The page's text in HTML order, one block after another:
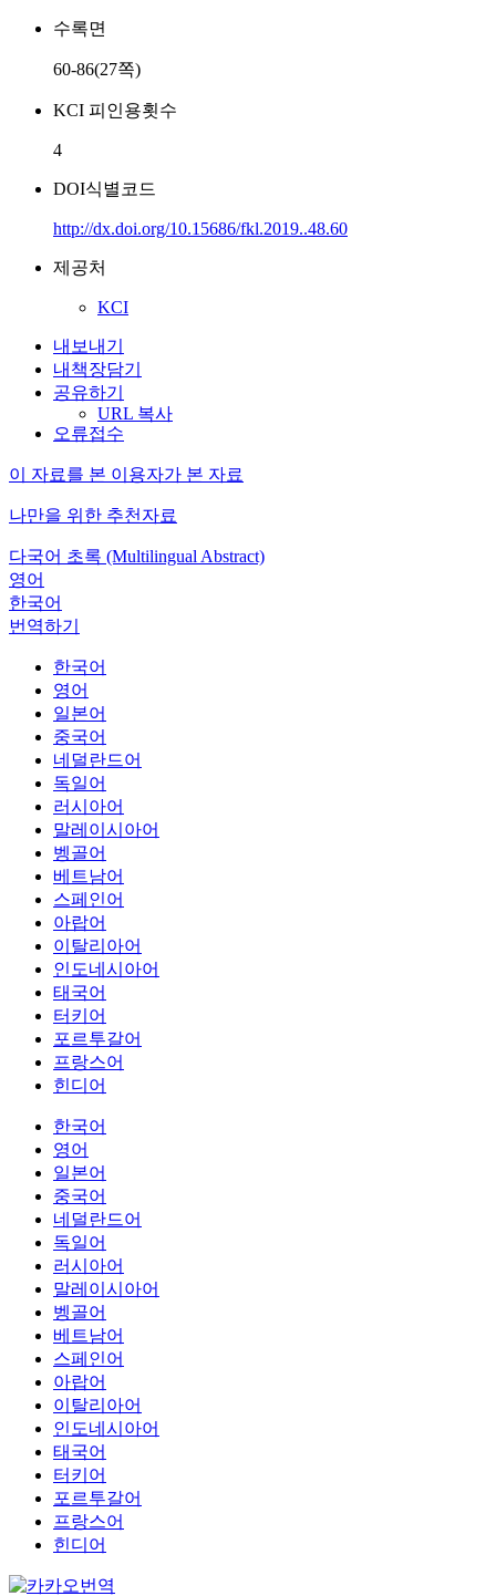
수록면
60-86(27쪽)
KCI 피인용횟수
4
DOI식별코드
http://dx.doi.org/10.15686/fkl.2019..48.60
제공처
KCI
내보내기
내책장담기
공유하기
URL 복사
오류접수
이 자료를 본 이용자가 본 자료
나만을 위한 추천자료
다국어 초록 (Multilingual Abstract)
영어
한국어
번역하기
한국어
영어
일본어
중국어
네덜란드어
독일어
러시아어
말레이시아어
벵골어
베트남어
스페인어
아랍어
이탈리아어
인도네시아어
태국어
터키어
포르투갈어
프랑스어
힌디어
한국어
영어
일본어
중국어
네덜란드어
독일어
러시아어
말레이시아어
벵골어
베트남어
스페인어
아랍어
이탈리아어
인도네시아어
태국어
터키어
포르투갈어
프랑스어
힌디어